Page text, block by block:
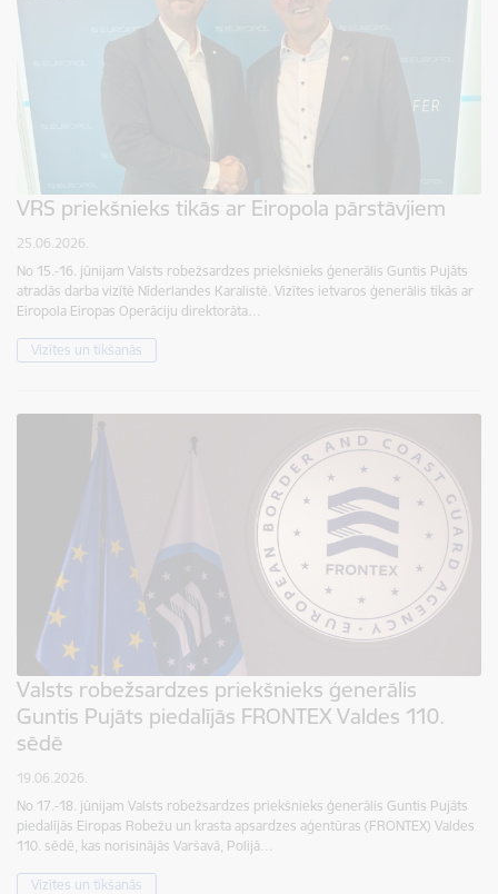
VRS priekšnieks tikās ar Eiropola pārstāvjiem
25.06.2026.
No 15.-16. jūnijam Valsts robežsardzes priekšnieks ģenerālis Guntis Pujāts
atradās darba vizītē Nīderlandes Karalistē. Vizītes ietvaros ģenerālis tikās ar
Eiropola Eiropas Operāciju direktorāta…
Vizītes un tikšanās
Valsts robežsardzes priekšnieks ģenerālis
Guntis Pujāts piedalījās FRONTEX Valdes 110.
sēdē
19.06.2026.
No 17.-18. jūnijam Valsts robežsardzes priekšnieks ģenerālis Guntis Pujāts
piedalījās Eiropas Robežu un krasta apsardzes aģentūras (FRONTEX) Valdes
110. sēdē, kas norisinājās Varšavā, Polijā…
Vizītes un tikšanās